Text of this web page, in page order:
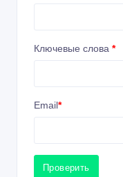
Ключевые слова *
Email*
Проверить